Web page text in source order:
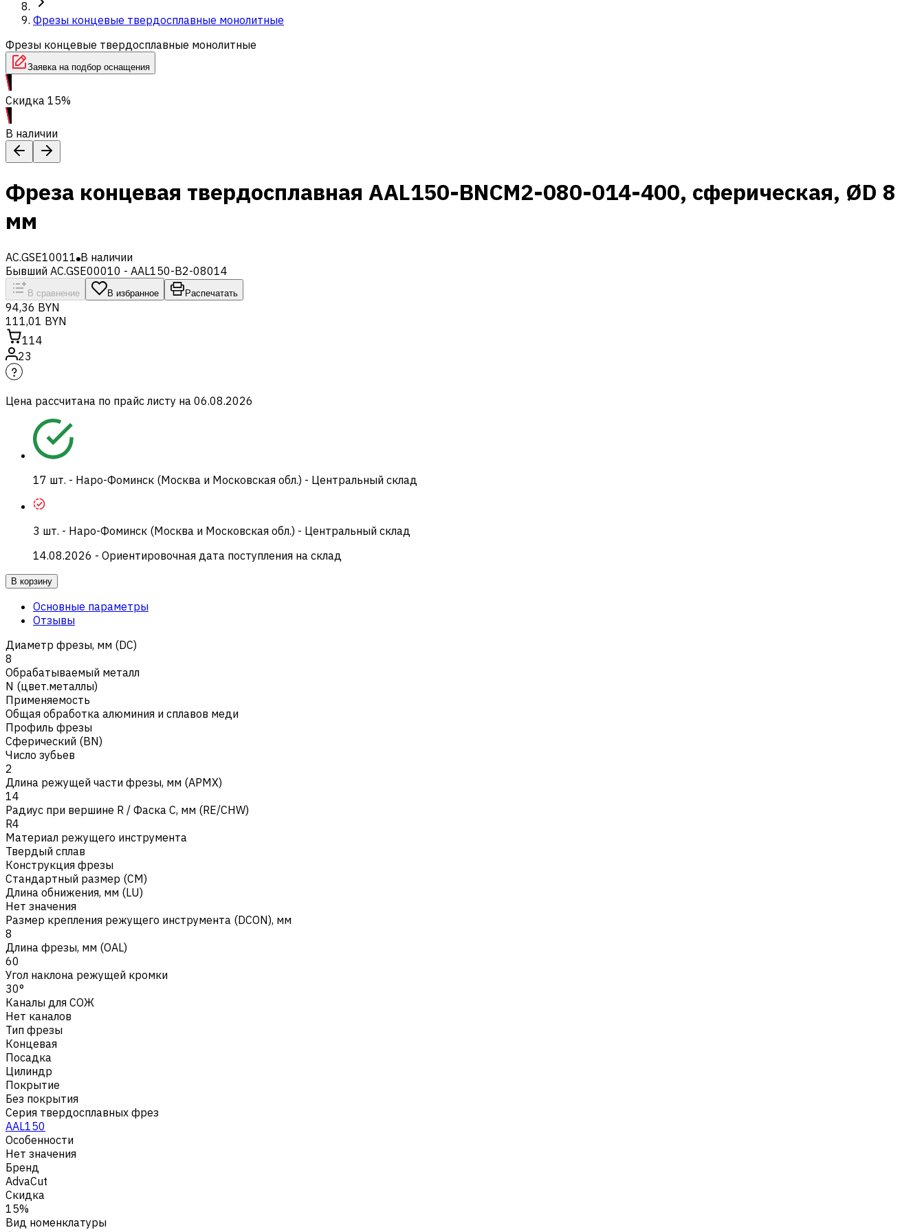
Фрезы концевые твердосплавные монолитные
Фрезы концевые твердосплавные монолитные
Заявка на подбор оснащения
Скидка 15%
В наличии
Фреза концевая твердосплавная AAL150-BNCM2-080-014-400, сферическая, ØD 8
мм
AC.GSE10011 В наличии
Бывший AC.GSE00010 - AAL150-B2-08014
В сравнение В избранное Распечатать
94,36 BYN
111,01 BYN
114
23
Цена рассчитана по прайс листу на 06.08.2026
17 шт. - Наро-Фоминск (Москва и Московская обл.) - Центральный склад
3 шт. - Наро-Фоминск (Москва и Московская обл.) - Центральный склад
14.08.2026 - Ориентировочная дата поступления на склад
В корзину
Основные параметры
Отзывы
Диаметр фрезы, мм (DC)
8
Обрабатываемый металл
N (цвет.металлы)
Применяемость
Общая обработка алюминия и сплавов меди
Профиль фрезы
Сферический (BN)
Число зубьев
2
Длина режущей части фрезы, мм (APMX)
14
Радиус при вершине R / Фаска C, мм (RE/CHW)
R4
Материал режущего инструмента
Твердый сплав
Конструкция фрезы
Стандартный размер (CM)
Длина обнижения, мм (LU)
Нет значения
Размер крепления режущего инструмента (DCON), мм
8
Длина фрезы, мм (OAL)
60
Угол наклона режущей кромки
30°
Каналы для СОЖ
Нет каналов
Тип фрезы
Концевая
Посадка
Цилиндр
Покрытие
Без покрытия
Серия твердосплавных фрез
AAL150
Особенности
Нет значения
Бренд
AdvaCut
Скидка
15%
Вид номенклатуры